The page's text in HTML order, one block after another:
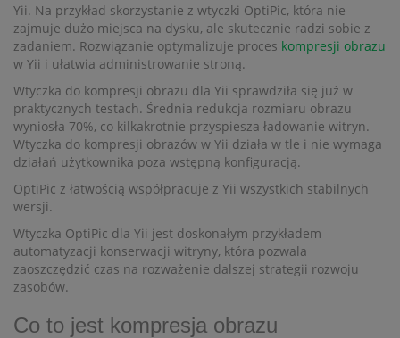
Yii. Na przykład skorzystanie z wtyczki OptiPic, która nie
zajmuje dużo miejsca na dysku, ale skutecznie radzi sobie z
zadaniem. Rozwiązanie optymalizuje proces kompresji obrazu
w Yii i ułatwia administrowanie stroną.
Wtyczka do kompresji obrazu dla Yii sprawdziła się już w
praktycznych testach. Średnia redukcja rozmiaru obrazu
wyniosła 70%, co kilkakrotnie przyspiesza ładowanie witryn.
Wtyczka do kompresji obrazów w Yii działa w tle i nie wymaga
działań użytkownika poza wstępną konfiguracją.
OptiPic z łatwością współpracuje z Yii wszystkich stabilnych
wersji.
Wtyczka OptiPic dla Yii jest doskonałym przykładem
automatyzacji konserwacji witryny, która pozwala
zaoszczędzić czas na rozważenie dalszej strategii rozwoju
zasobów.
Co to jest kompresja obrazu